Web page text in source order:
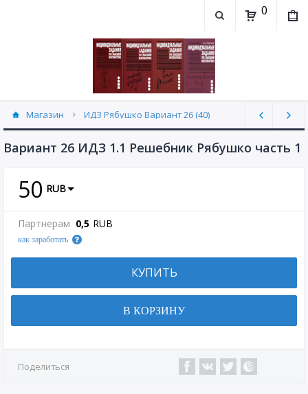
0
Магазин ИДЗ Рябушко Вариант 26 (40)
Вариант 26 ИДЗ 1.1 Решебник Рябушко часть 1
50 RUB
Партнерам 0,5 RUB
как заработать
КУПИТЬ
В КОРЗИНУ
Поделиться